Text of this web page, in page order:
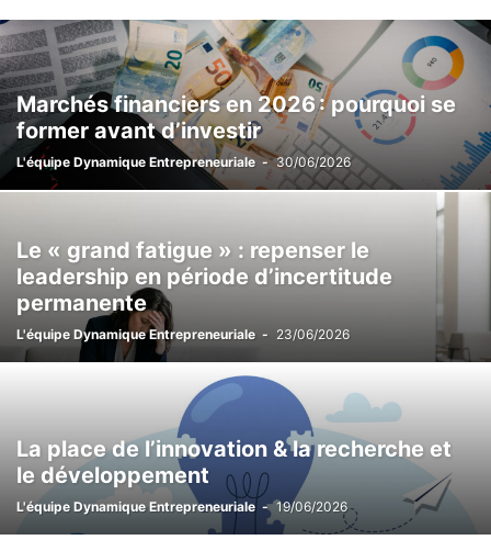
Marchés financiers en 2026 : pourquoi se
former avant d’investir
L'équipe Dynamique Entrepreneuriale - 30/06/2026
Le « grand fatigue » : repenser le
leadership en période d’incertitude
permanente
L'équipe Dynamique Entrepreneuriale - 23/06/2026
La place de l’innovation & la recherche et
le développement
L'équipe Dynamique Entrepreneuriale - 19/06/2026